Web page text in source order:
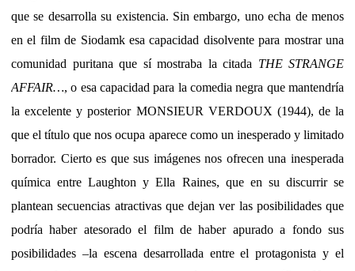
que se desarrolla su existencia. Sin embargo, uno echa de menos
en el film de Siodamk esa capacidad disolvente para mostrar una
comunidad puritana que sí mostraba la citada THE STRANGE
AFFAIR…, o esa capacidad para la comedia negra que mantendría
la excelente y posterior MONSIEUR VERDOUX (1944), de la
que el título que nos ocupa aparece como un inesperado y limitado
borrador. Cierto es que sus imágenes nos ofrecen una inesperada
química entre Laughton y Ella Raines, que en su discurrir se
plantean secuencias atractivas que dejan ver las posibilidades que
podría haber atesorado el film de haber apurado a fondo sus
posibilidades –la escena desarrollada entre el protagonista y el